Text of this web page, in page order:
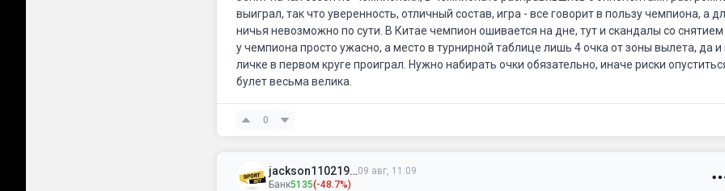
выиграл, так что уверенность, отличный состав, игра - все говорит в пользу чемпиона, а
ничья невозможно по сути. В Китае чемпион ошивается на дне, тут и скандалы со снятием
у чемпиона просто ужасно, а место в турнирной таблице лишь 4 очка от зоны вылета, да и
личке в первом круге проиграл. Нужно набирать очки обязательно, иначе риски
булет весьма велика.
0
jackson1102199209 авг, 11:09
Банк5135(-48.7%)